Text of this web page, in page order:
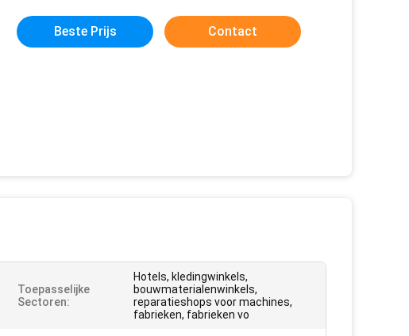
Beste Prijs Contact
Toepasselijke
Sectoren:
Hotels, kledingwinkels,
bouwmaterialenwinkels,
reparatieshops voor machines,
fabrieken, fabrieken vo